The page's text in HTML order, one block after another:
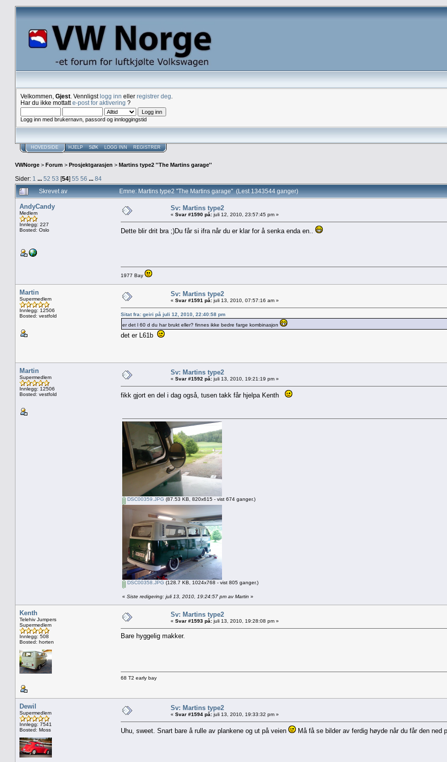
Velkommen, Gjest . Vennligstlogg inn eller registrer deg
Har du ikke mottatte-post for aktivering ?
Logg inn med brukernavn, passord og innloggingstid
HOVEDSIDE HJELP SØK LOGG INN REGISTRER
VWNorge > Forum > Prosjektgarasjen > Martins type2 ''The Martins garage''
Sider: 1 ... 52 53 [54] 55 56 ... 84
Skrevet av Emne: Martins type2 ''The Martins garage'' (Lest 1343544 ganger)
AndyCandy
Medlem
Innlegg: 227
Bosted: Oslo
Sv: Martins type2
« Svar #1590 på: juli 12, 2010, 23:57:45 pm »
Dette blir drit bra ;)Du får si ifra når du er klar for å senka enda en..
1977 Bay
Martin
Supermedlem
Innlegg: 12506
Bosted: vestfold
Sv: Martins type2
« Svar #1591 på: juli 13, 2010, 07:57:16 am »
Sitat fra: geiri på juli 12, 2010, 22:40:58 pm
er det l 60 d du har brukt eller? finnes ikke bedre farge kombinasjon
det er L61b
Martin
Supermedlem
Innlegg: 12506
Bosted: vestfold
Sv: Martins type2
« Svar #1592 på: juli 13, 2010, 19:21:19 pm »
fikk gjort en del i dag også, tusen takk får hjelpa Kenth
DSC00359.JPG (87.53 KB, 820x615 - vist 674 ganger.)
DSC00358.JPG (128.7 KB, 1024x768 - vist 805 ganger.)
« Siste redigering: juli 13, 2010, 19:24:57 pm av Martin »
Kenth
Telehiv Jumpers
Supermedlem
Innlegg: 508
Bosted: horten
Sv: Martins type2
« Svar #1593 på: juli 13, 2010, 19:28:08 pm »
Bare hyggelig makker.
68 T2 early bay
Dewil
Supermedlem
Innlegg: 7541
Bosted: Moss
Sv: Martins type2
« Svar #1594 på: juli 13, 2010, 19:33:32 pm »
Uhu, sweet. Snart bare å rulle av plankene og ut på veien Må få se bilder av ferdig høyde når du får den ned